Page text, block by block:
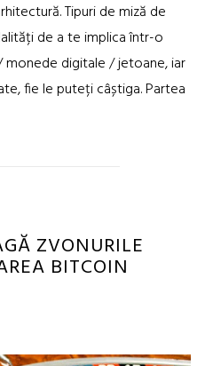
Tipuri de miză de
de a te implica într-o
monede digitale / jetoane, iar
fie le puteți câștiga. Partea
ZVONURILE
BITCOIN